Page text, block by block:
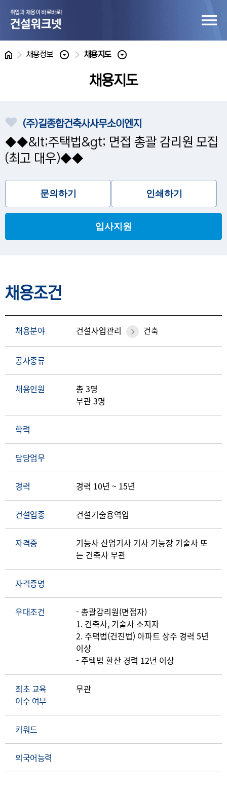
홈 채용정보 채용지도
채용지도
(주)길종합건축사사무소이엔지
◆◆&lt;주택법&gt; 면접 총괄 감리원 모집
(최고 대우)◆◆
입사지원
문의하기 인쇄하기
채용조건
채용분야 건설사업관리 건축
공사종류
채용인원
총 3명
무관 3명
학력
담당업무
경력 경력 10년 ~ 15년
건설업종 건설기술용역업
자격증
기능사 산업기사 기사 기능장 기술사 또
는 건축사 무관
자격증명
우대조건
- 총괄감리원(면접자)
1. 건축사, 기술사 소지자
2. 주택법(건진법) 아파트 상주 경력 5년
이상
- 주택법 환산 경력 12년 이상
최초 교육
이수 여부
무관
키워드
외국어능력